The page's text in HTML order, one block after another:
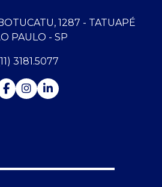
1287 - TATUAPÉ
PAULO - SP
3181.5077